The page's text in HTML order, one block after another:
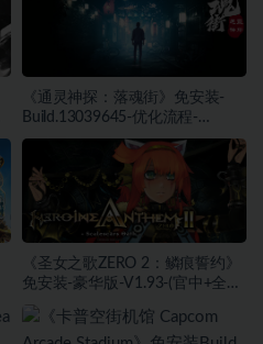
《通灵神探：落魂街》免安装-
Build.13039645-优化流程-
(STEAM官中)绿色中文版[6.03
GB][百度网盘]
《圣女之歌ZERO 2：鳞痕誓约》
免安装-豪华版-V1.93-(官中+全
文版[15.75 GB][百度网盘]